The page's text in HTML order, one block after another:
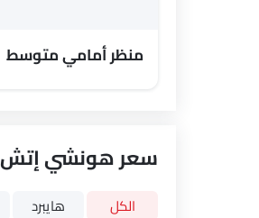
منظر أمامي متوسط
سعر هونشي إتش 9 2026 في العربيةالسعودية
الكل هايبرد